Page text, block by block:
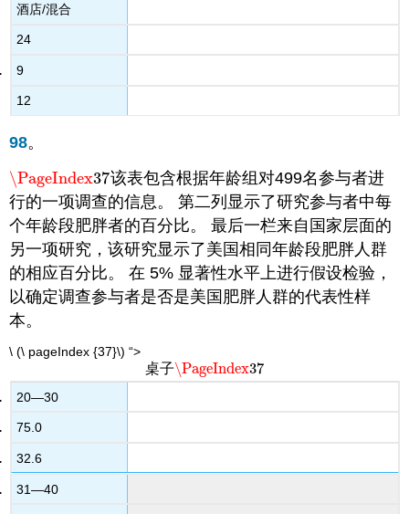
酒店/混合
24
9
12
98。
\PageIndex37
\PageIndex37该表包含根据年龄组对499名参与者进
行的一项调查的信息。 第二列显示了研究参与者中每
个年龄段肥胖者的百分比。 最后一栏来自国家层面的
另一项研究，该研究显示了美国相同年龄段肥胖人群
的相应百分比。
在 5% 显著性水平上进行假设检验，
以确定调查参与者是否是美国肥胖人群的代表性样
本。
\ (\ pageIndex {37}\) “>
20—30
75.0
32.6
31—40
桌子\PageIndex37
\PageIndex37